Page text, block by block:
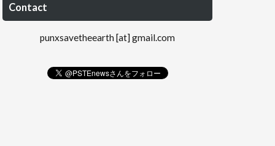
Contact
punxsavetheearth [at] gmail.com